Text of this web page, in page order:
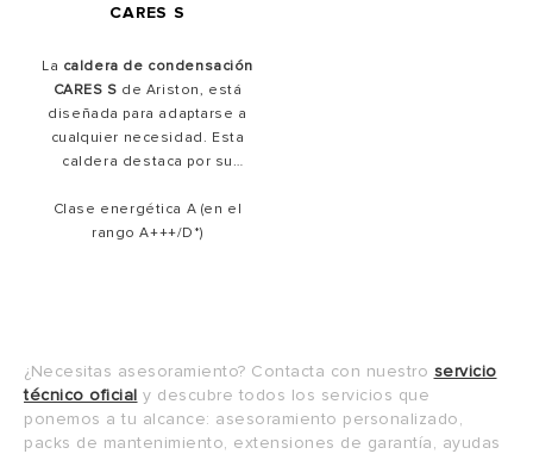
CARES S
La caldera de condensación
CARES S de Ariston, está
diseñada para adaptarse a
cualquier necesidad. Esta
caldera destaca por su
eficiencia y robustez,
gracias a su intercambiador
calefacción y agua
caliente en tu hogar.
Además, puedes conectarla
a la nueva aplicación Ariston
Clase energética A (en el
rango A+++/D*)
¿Necesitas asesoramiento? Contacta con nuestro servicio
técnico oficial y descubre todos los servicios que
ponemos a tu alcance: asesoramiento personalizado,
packs de mantenimiento, extensiones de garantía, ayudas